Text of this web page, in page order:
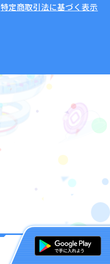
特定商取引法に基づく表示